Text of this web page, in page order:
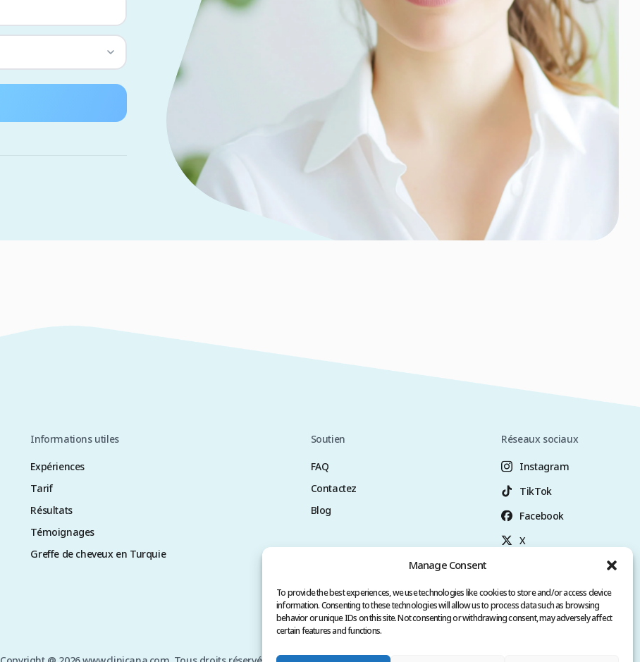
Manage Consent
To provide the best experiences, we use technologies like cookies to store and/or access device
information. Consenting to these technologies will allow us to process data such as browsing
behavior or unique IDs on this site. Not consenting or withdrawing consent, may adversely affect
certain features and functions.
Informations utiles
Expériences
Tarif
Résultats
Témoignages
Greffe de cheveux en Turquie
Soutien
FAQ
Contactez
Blog
Réseaux sociaux
Instagram
TikTok
Facebook
X
+90 (545) 300 6798